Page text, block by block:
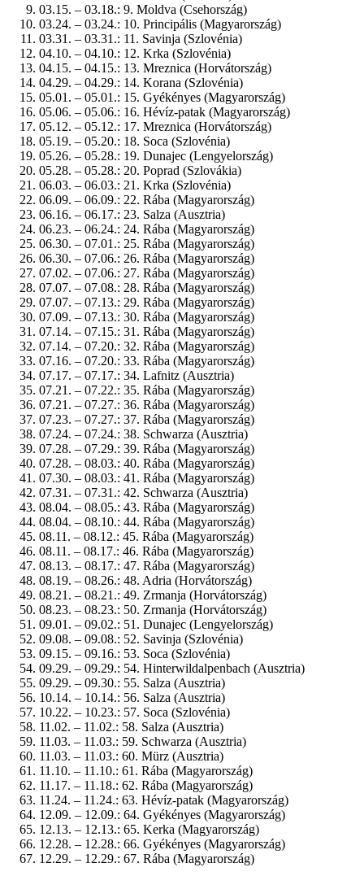
03.15. – 03.18.: 9. Moldva (Csehország)
03.24. – 03.24.: 10. Principális (Magyarország)
03.31. – 03.31.: 11. Savinja (Szlovénia)
04.10. – 04.10.: 12. Krka (Szlovénia)
04.15. – 04.15.: 13. Mreznica (Horvátország)
04.29. – 04.29.: 14. Korana (Szlovénia)
05.01. – 05.01.: 15. Gyékényes (Magyarország)
05.06. – 05.06.: 16. Hévíz-patak (Magyarország)
05.12. – 05.12.: 17. Mreznica (Horvátország)
05.19. – 05.20.: 18. Soca (Szlovénia)
05.26. – 05.28.: 19. Dunajec (Lengyelország)
05.28. – 05.28.: 20. Poprad (Szlovákia)
06.03. – 06.03.: 21. Krka (Szlovénia)
06.09. – 06.09.: 22. Rába (Magyarország)
06.16. – 06.17.: 23. Salza (Ausztria)
06.23. – 06.24.: 24. Rába (Magyarország)
06.30. – 07.01.: 25. Rába (Magyarország)
06.30. – 07.06.: 26. Rába (Magyarország)
07.02. – 07.06.: 27. Rába (Magyarország)
07.07. – 07.08.: 28. Rába (Magyarország)
07.07. – 07.13.: 29. Rába (Magyarország)
07.09. – 07.13.: 30. Rába (Magyarország)
07.14. – 07.15.: 31. Rába (Magyarország)
07.14. – 07.20.: 32. Rába (Magyarország)
07.16. – 07.20.: 33. Rába (Magyarország)
07.17. – 07.17.: 34. Lafnitz (Ausztria)
07.21. – 07.22.: 35. Rába (Magyarország)
07.21. – 07.27.: 36. Rába (Magyarország)
07.23. – 07.27.: 37. Rába (Magyarország)
07.24. – 07.24.: 38. Schwarza (Ausztria)
07.28. – 07.29.: 39. Rába (Magyarország)
07.28. – 08.03.: 40. Rába (Magyarország)
07.30. – 08.03.: 41. Rába (Magyarország)
07.31. – 07.31.: 42. Schwarza (Ausztria)
08.04. – 08.05.: 43. Rába (Magyarország)
08.04. – 08.10.: 44. Rába (Magyarország)
08.11. – 08.12.: 45. Rába (Magyarország)
08.11. – 08.17.: 46. Rába (Magyarország)
08.13. – 08.17.: 47. Rába (Magyarország)
08.19. – 08.26.: 48. Adria (Horvátország)
08.21. – 08.21.: 49. Zrmanja (Horvátország)
08.23. – 08.23.: 50. Zrmanja (Horvátország)
09.01. – 09.02.: 51. Dunajec (Lengyelország)
09.08. – 09.08.: 52. Savinja (Szlovénia)
09.15. – 09.16.: 53. Soca (Szlovénia)
09.29. – 09.29.: 54. Hinterwildalpenbach (Ausztria)
09.29. – 09.30.: 55. Salza (Ausztria)
10.14. – 10.14.: 56. Salza (Ausztria)
10.22. – 10.23.: 57. Soca (Szlovénia)
11.02. – 11.02.: 58. Salza (Ausztria)
11.03. – 11.03.: 59. Schwarza (Ausztria)
11.03. – 11.03.: 60. Mürz (Ausztria)
11.10. – 11.10.: 61. Rába (Magyarország)
11.17. – 11.18.: 62. Rába (Magyarország)
11.24. – 11.24.: 63. Hévíz-patak (Magyarország)
12.09. – 12.09.: 64. Gyékényes (Magyarország)
12.13. – 12.13.: 65. Kerka (Magyarország)
12.28. – 12.28.: 66. Gyékényes (Magyarország)
12.29. – 12.29.: 67. Rába (Magyarország)